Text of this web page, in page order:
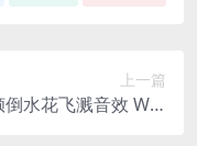
上一篇
水花飞溅音效 Wat